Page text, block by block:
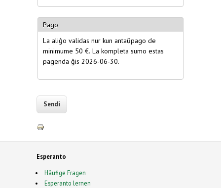
Pago
La aliĝo validas nur kun antaŭpago de
minimume 50 €. La kompleta sumo estas
pagenda ĝis 2026-06-30.
Esperanto
Häufige Fragen
Esperanto lernen